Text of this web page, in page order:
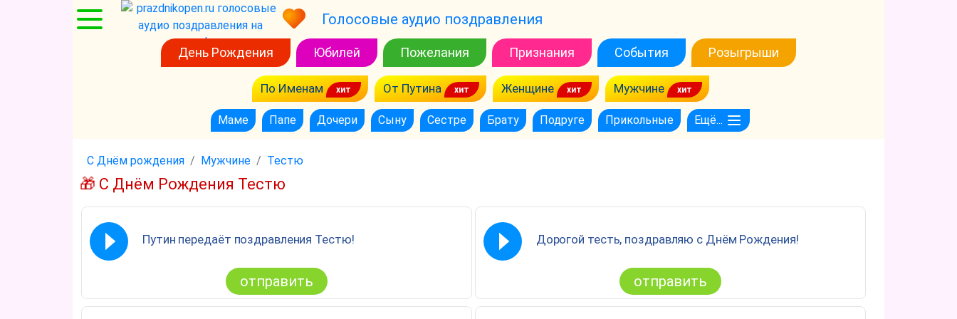
Голосовые аудио поздравления
День Рождения Юбилей Пожелания Признания События Розыгрыши
По Именам От Путина Женщине Мужчине
Маме Папе Дочери Сыну Сестре Брату Подруге Прикольные Ещё...
С Днём рождения Мужчине Тестю
🎁 С Днём Рождения Тестю
Путин передаёт поздравления Тестю!
отправить
Дорогой тесть, поздравляю с Днём Рождения!
отправить